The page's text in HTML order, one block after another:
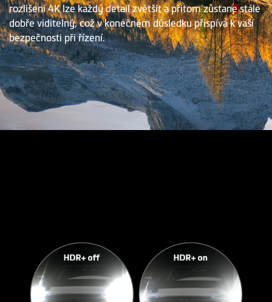
rozlišení 4K lze každý detail zvětšit a přitom zůstane stále
dobře viditelný, což v konečném důsledku přispívá k vaší
bezpečnosti při řízení.